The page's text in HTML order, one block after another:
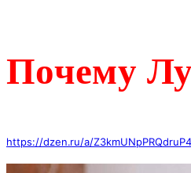
Почему
https://dzen.ru/a/